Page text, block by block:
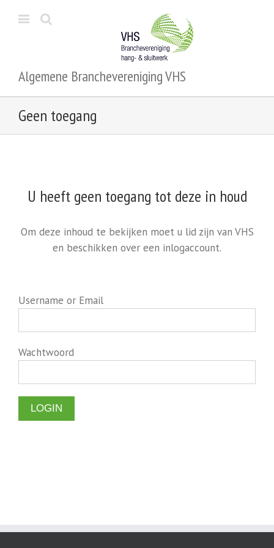
Algemene Branchevereniging VHS
Geen toegang
U heeft geen toegang tot deze in houd
Om deze inhoud te bekijken moet u lid zijn van VHS
en beschikken over een inlogaccount.
Username or Email
Wachtwoord